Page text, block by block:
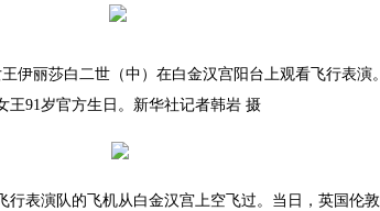
丽莎白二世（中）在白金汉宫阳台上观看飞行表演
王91岁官方生日。新华社记者韩岩 摄
表演队的飞机从白金汉宫上空飞过。当日，英国伦